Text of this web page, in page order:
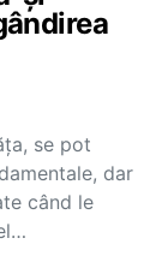
se pot
dar
când le